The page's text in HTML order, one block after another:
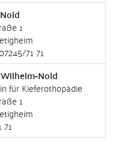
1
71 71
Nold
für Kieferothopädie
1